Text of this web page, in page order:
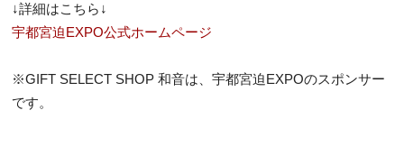
↓詳細はこちら↓
宇都宮迫EXPO公式ホームページ
※GIFT SELECT SHOP 和音は、宇都宮迫EXPOのスポンサー
です。